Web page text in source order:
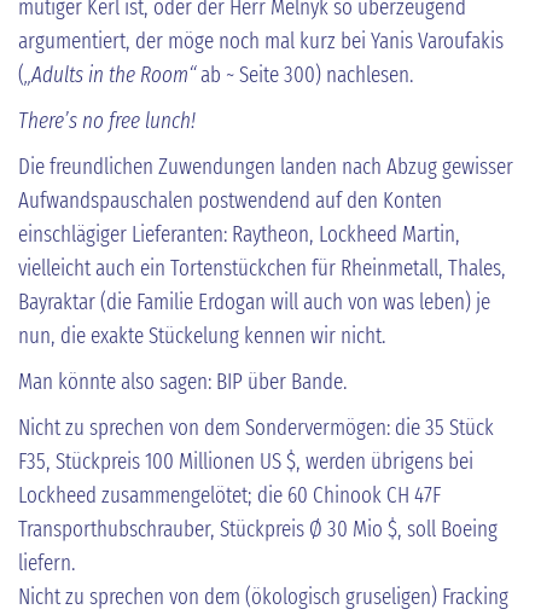
mutiger Kerl ist, oder der Herr Melnyk so überzeugend
argumentiert, der möge noch mal kurz bei Yanis Varoufakis
(„Adults in the Room“ab ~ Seite 300) nachlesen.
There’s no free lunch!
Die freundlichen Zuwendungen landen nach Abzug gewisser
Aufwandspauschalen postwendend auf den Konten
einschlägiger Lieferanten: Raytheon, Lockheed Martin,
vielleicht auch ein Tortenstückchen für Rheinmetall, Thales,
Bayraktar (die Familie Erdogan will auch von was leben) je
nun, die exakte Stückelung kennen wir nicht.
Man könnte also sagen: BIP über Bande.
Nicht zu sprechen von dem Sondervermögen: die 35 Stück
F35, Stückpreis 100 Millionen US $, werden übrigens bei
Lockheed zusammengelötet; die 60 Chinook CH 47F
Transporthubschrauber, Stückpreis Ø 30 Mio $, soll Boeing
liefern.
Nicht zu sprechen von dem (ökologisch gruseligen) Fracking